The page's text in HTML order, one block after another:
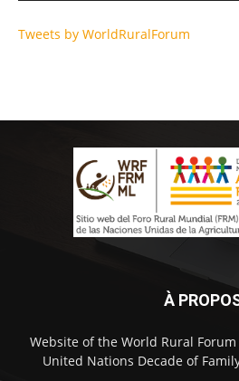
Tweets by WorldRuralForum
À
Website of the World Rural
United Nations Decade of